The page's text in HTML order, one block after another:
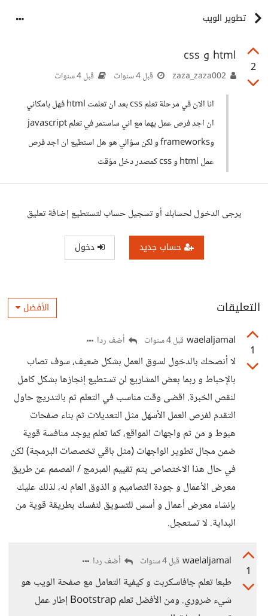
تطوير الويب
2
html و css
قبل 4 سنوات قبل 4 سنوات
انا الان في مرحلة تعلم css بعد ان تعلمت html فهل بامكاني
ان اجد فرص عمل بهما مع اني ساستمر في تعلم javascript
وframeworks و لكن سؤالي هو هل استطيع ان اجد فرص
عمل html و css كمصدر دخل مؤقت
يرجى الدخول لحسابك أو تسجيل حساب لتستطيع إضافة تعليق
حساب جديد دخول
التعليقات الأفضل
1
waelaljamal قبل 4 سنوات أضف ردا
لا أنصحك بالدخول لسوق العمل بشكل ضعيف، سوف تصاب
بالإحباط و ربما بعض المشاريع لن تستطيع إنجازها بشكل كامل
لنقص الخبرة. اقضى وقت مناسب في التعلم ثم بالتدريج حاول
التقدم لفرص العمل الأسهل مثل التعديلات ثم بناء صفحات
هبوط و من ثم واجهات المواقع، كما تعلم يوجد منافسة قوية
ضمن مجال تطوير الواجهات (مثل باقي تخصصات البرمجة) لكن
في حال هذا الاختصاص يتم تقييم المبرمج / المصمم عن طريق
معرض الأعمال و جودة التصاميم و الذوق العام له، لذلك عليك
بإنشاء معرض أعمال و أسس للتسويق لنفسك بطريقة قوية من
البداية. لا تستعجل.
1
waelaljamal قبل 4 سنوات أضف ردا
طبعا تعلم جافاسكربت و كيفية التعامل مع صفحة الويب هو
شيء ضروري. ومن الأفضل تعلم Bootstrap إطار عمل